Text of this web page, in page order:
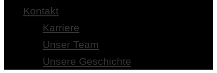
Kontakt
Karriere
Unser Team
Unsere Geschichte